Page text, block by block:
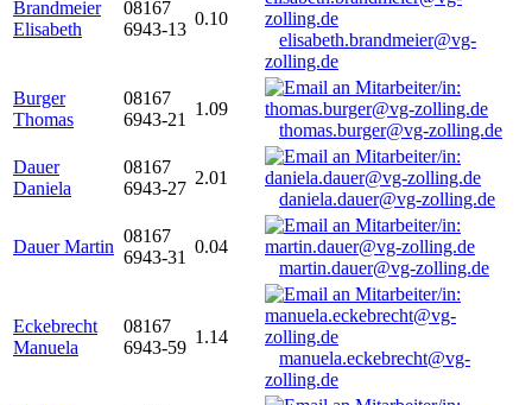
Brandmeier
Elisabeth
08167
6943-13
0.10
elisabeth.brandmeier@vg-
zolling.de
Burger
Thomas
08167
6943-21
1.09
thomas.burger@vg-zolling.de
Dauer
Daniela
08167
6943-27
2.01
daniela.dauer@vg-zolling.de
Dauer Martin
08167
6943-31
0.04
martin.dauer@vg-zolling.de
Eckebrecht
Manuela
08167
6943-59
1.14
manuela.eckebrecht@vg-
zolling.de